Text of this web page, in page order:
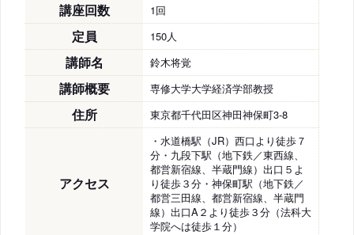
講座回数 1回
定員 150人
講師名 鈴木将覚
講師概要 専修大学大学経済学部教授
住所 東京都千代田区神田神保町3-8
アクセス
・水道橋駅（JR）西口より徒歩７
分・九段下駅（地下鉄／東西線、
都営新宿線、半蔵門線）出口５よ
り徒歩３分・神保町駅（地下鉄／
都営三田線、都営新宿線、半蔵門
線）出口A２より徒歩３分（法科大
学院へは徒歩１分）